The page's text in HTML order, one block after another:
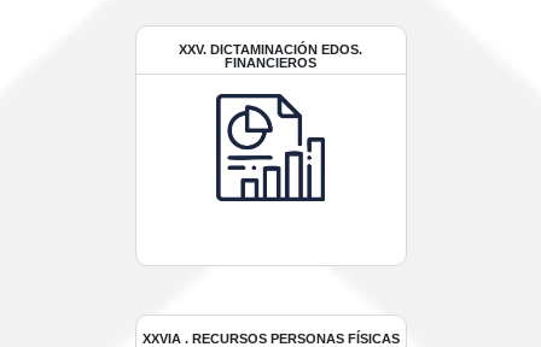
XXV. DICTAMINACIÓN EDOS.
FINANCIEROS
XXVIA . RECURSOS PERSONAS FÍSICAS